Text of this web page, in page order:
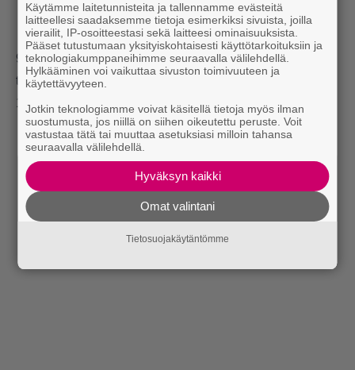
9. Anna brownien jäähtyä rauhassa, koristele vaikkapa
tomusokerilla ja leikkaa brownie paloiksi.
10. Nauti esimerkiksi vaniljajäätelön kera!
Käytämme laitetunnisteita ja tallennamme evästeitä
laitteellesi saadaksemme tietoja esimerkiksi sivuista, joilla
vierailit, IP-osoitteestasi sekä laitteesi ominaisuuksista.
Pääset tutustumaan yksityiskohtaisesti käyttötarkoituksiin ja
teknologiakumppaneihimme seuraavalla välilehdellä.
Hylkääminen voi vaikuttaa sivuston toimivuuteen ja
käytettävyyteen.
Jotkin teknologiamme voivat käsitellä tietoja myös ilman
suostumusta, jos niillä on siihen oikeutettu peruste. Voit
vastustaa tätä tai muuttaa asetuksiasi milloin tahansa
seuraavalla välilehdellä.
Hyväksyn kaikki
Omat valintani
Tietosuojakäytäntömme